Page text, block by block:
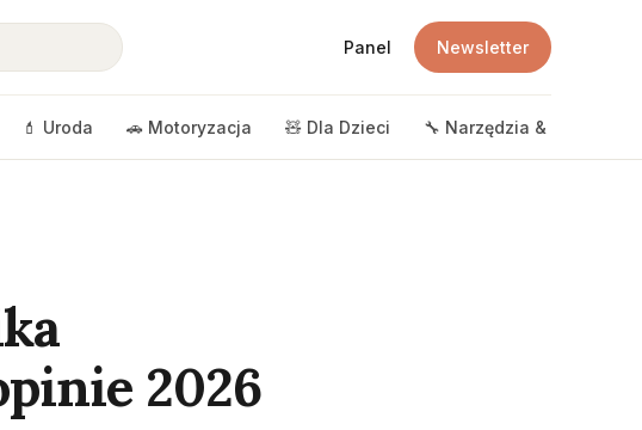
Panel Newsletter
💄 Uroda 🚗 Motoryzacja 🧸 Dla Dzieci 🔧 Narzędzia & DIY
2026